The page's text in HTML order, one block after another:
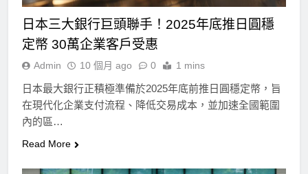
日本三大銀行巨頭聯手！2025年底推日圓穩
定幣 30萬企業客戶受惠
Admin 10 個月 ago 0 1 mins
日本最大銀行正積極準備於2025年底前推日圓穩定幣，旨
在現代化企業支付流程、降低交易成本，並加速全國範圍
內的區…
Read More